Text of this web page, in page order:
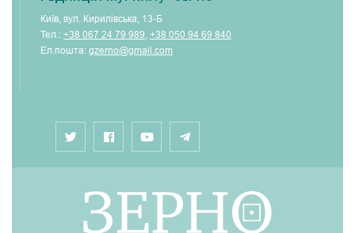
Київ, вул. Кирилівська, 13-Б
Тел.: +38 067 24 79 989 +38 050 94 69 840
Ел.пошта: gzerno@gmail.com